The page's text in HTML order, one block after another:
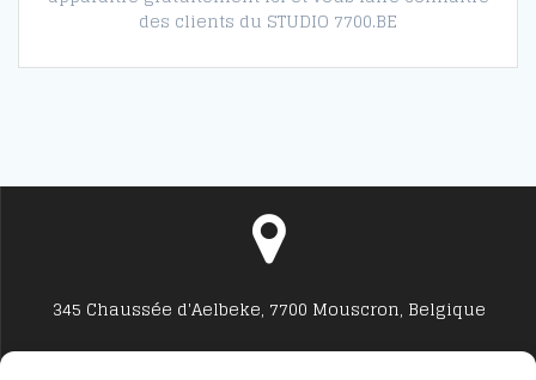
des clients du STUDIO 7700.BE
345 Chaussée d'Aelbeke, 7700 Mouscron, Belgique